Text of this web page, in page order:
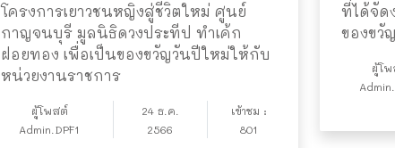
โครงการเยาวชนหญิงสู่ชีวิตใหม่ ศูนย์
กาญจนบุรี มูลนิธิดวงประทีป ทำเค้ก
ฝอยทอง เพื่อเป็นของขวัญวันปีใหม่ให้กับ
หน่วยงานราชการ
ผู้โพสต์
Admin.DPF1
24 ธ.ค.
2566
เข้าชม :
801
ที่ได้จัด
ของขวั
ผู้โ